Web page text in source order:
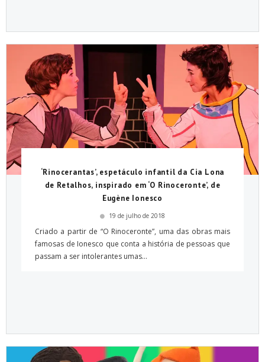
‘Rinocerantas’, espetáculo infantil da Cia Lona
de Retalhos, inspirado em ‘O Rinoceronte’, de
Eugène Ionesco
19 de julho de 2018
Criado a partir de “O Rinoceronte”, uma das obras mais
famosas de Ionesco que conta a história de pessoas que
passam a ser intolerantes umas...